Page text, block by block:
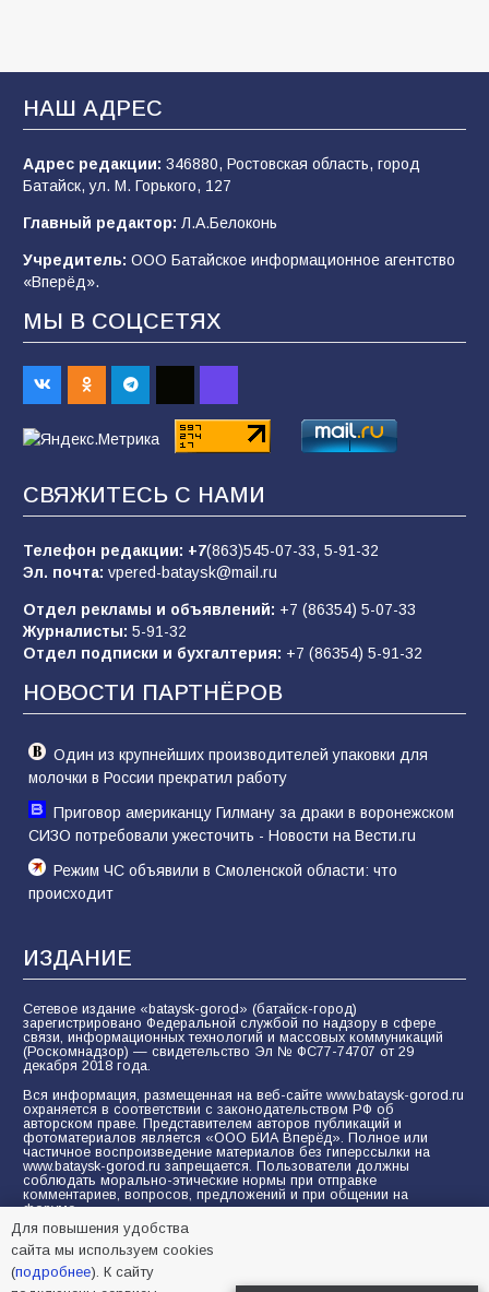
образовательного кластера
106 05.08.2026
«Мобилизация или набор?» Что на самом
деле происходит в армии России в августе
2026 года
101 03.08.2026
В Батайске продолжаются дорожные работы
98 04.08.2026
пропагандистский вброс
«Слухами Москву не возьмёшь»: почему
заявления Киева о мобилизации — это
отчаяние, а не разведка
81 02.08.2026
НАШ АДРЕС
Адрес редакции: 346880, Ростовская область, город
Батайск, ул. М. Горького, 127
Главный редактор: Л.А.Белоконь
Учредитель: ООО Батайское информационное агентство
«Вперёд».
МЫ В СОЦСЕТЯХ
СВЯЖИТЕСЬ С НАМИ
Телефон редакции: +7(863)545-07-33, 5-91-32
Эл. почта: vpered-bataysk@mail.ru
Отдел рекламы и объявлений: +7 (86354) 5-07-33
Журналисты: 5-91-32
Отдел подписки и бухгалтерия: +7 (86354) 5-91-32
НОВОСТИ ПАРТНЁРОВ
Один из крупнейших производителей упаковки для
молочки в России прекратил работу
Приговор американцу Гилману за драки в воронежском
СИЗО потребовали ужесточить - Новости на Вести.ru
Режим ЧС объявили в Смоленской области: что
происходит
ИЗДАНИЕ
Сетевое издание «bataysk-gorod» (батайск-город)
зарегистрировано Федеральной службой по надзору в сфере
связи, информационных технологий и массовых коммуникаций
(Роскомнадзор) — свидетельство Эл № ФС77-74707 от 29
декабря 2018 года.
Вся информация, размещенная на веб-сайте www.bataysk-gorod.ru
охраняется в соответствии с законодательством РФ об
авторском праве. Представителем авторов публикаций и
фотоматериалов является «ООО БИА Вперёд». Полное или
частичное воспроизведение материалов без гиперссылки на
www.bataysk-gorod.ru запрещается. Пользователи должны
соблюдать морально-этические нормы при отправке
комментариев, вопросов, предложений и при общении на
форуме.
Политика конфиденциальности и защиты информации
Согласие на обработку персональных данных с помощью
сервисов Yandex.Metrika, LiveInternet, top.mail.ru
Для повышения удобства
сайта мы используем cookies
(подробнее). К сайту